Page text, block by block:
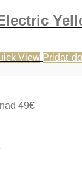
View Pridať
49€